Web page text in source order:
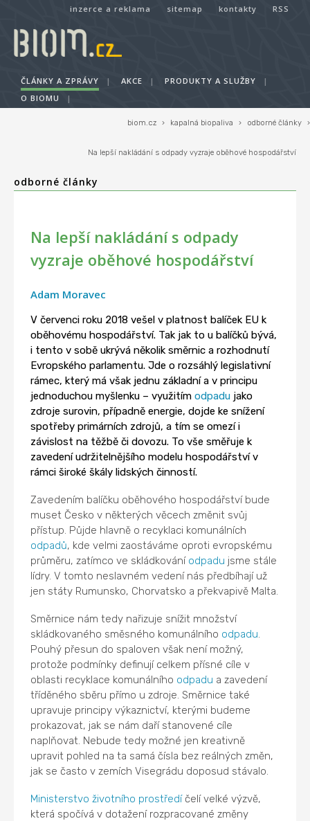
inzerce a reklama sitemap kontakty RSS
ČLÁNKY A ZPRÁVY | AKCE | PRODUKTY A SLUŽBY
|
O BIOMU
|
biom.cz › kapalná biopaliva › odborné články ›
Na lepší nakládání s odpady vyzraje oběhové hospodářství
odborné články
Na lepší nakládání s odpady
vyzraje oběhové hospodářství
Adam Moravec
V červenci roku 2018 vešel v platnost balíček EU k
oběhovému hospodářství. Tak jak to u balíčků bývá,
i tento v sobě ukrývá několik směrnic a rozhodnutí
Evropského parlamentu. Jde o rozsáhlý legislativní
rámec, který má však jednu základní a v principu
jednoduchou myšlenku – využitímodpadu jako
zdroje surovin, případně energie, dojde ke snížení
spotřeby primárních zdrojů, a tím se omezí i
závislost na těžbě či dovozu. To vše směřuje k
zavedení udržitelnějšího modelu hospodářství v
rámci široké škály lidských činností.
Zavedením balíčku oběhového hospodářství bude
muset Česko v některých věcech změnit svůj
přístup. Půjde hlavně o recyklaci komunálních
odpadů, kde velmi zaostáváme oproti evropskému
průměru, zatímco ve skládkování odpadu jsme stále
lídry. V tomto neslavném vedení nás předbíhají už
jen státy Rumunsko, Chorvatsko a překvapivě Malta.
Směrnice nám tedy nařizuje snížit množství
skládkovaného směsného komunálního odpadu.
Pouhý přesun do spaloven však není možný,
protože podmínky definují celkem přísné cíle v
oblasti recyklace komunálního odpadu a zavedení
tříděného sběru přímo u zdroje. Směrnice také
upravuje principy výkaznictví, kterými budeme
prokazovat, jak se nám daří stanovené cíle
naplňovat. Nebude tedy možné jen kreativně
upravit pohled na ta samá čísla bez reálných změn,
jak se často v zemích Visegrádu doposud stávalo.
Ministerstvo životního prostředíčelí velké výzvě,
která spočívá v dotažení rozpracované změny